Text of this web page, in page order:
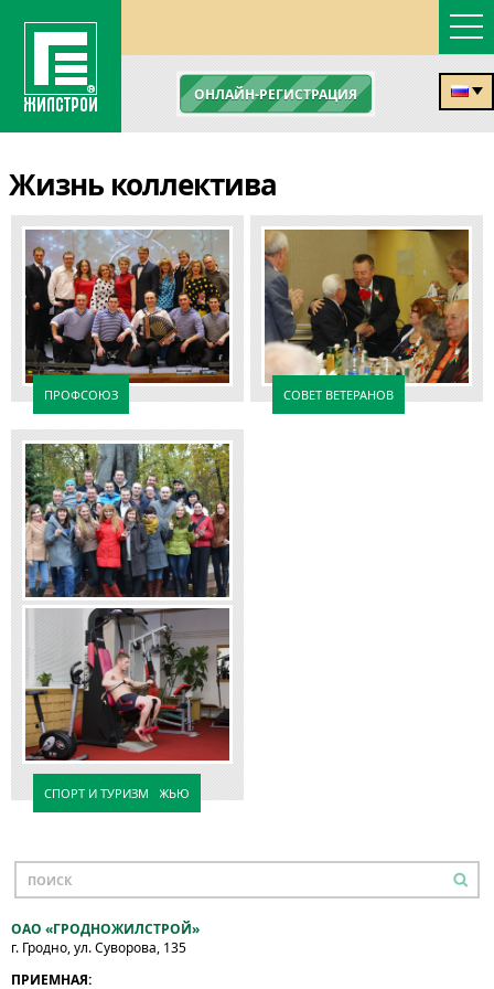
ОНЛАЙН-РЕГИСТРАЦИЯ
Жизнь коллектива
ПРОФСОЮЗ СОВЕТ ВЕТЕРАНОВ
РАБОТА С МОЛОДЕЖЬЮ
СПОРТ И ТУРИЗМ
ОАО «ГРОДНОЖИЛСТРОЙ»
г. Гродно, ул. Суворова, 135
ПРИЕМНАЯ: